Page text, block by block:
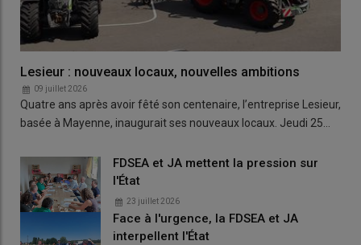
Lesieur : nouveaux locaux, nouvelles ambitions
09 juillet 2026
Quatre ans après avoir fêté son centenaire, l’entreprise Lesieur,
basée à Mayenne, inaugurait ses nouveaux locaux. Jeudi 25…
FDSEA et JA mettent la pression sur
l'État
23 juillet 2026
Face à l'urgence, la FDSEA et JA
interpellent l'État